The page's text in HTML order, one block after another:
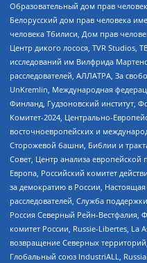
Образовательный дом прав
Белорусский дом прав человека
человека Тбилиси, Дом прав
Центр дикого лосося, TVR Studios,
исследований им Вилфрида
расследователей, АЛЛАТРА, За
UnKremlin, Международная
Финланд, Гудзоновский институт,
Комитет-2024, Центрально-
восточноевропейских и
Сторожевой башни, Библии и
Совет, Центр анализа европейской
Европа, Российский комитет
за демократию в России,
расследователей, Служба
Россия Северный Рейн-
комитет России, Russie-Libertes, La
возвращение Северных
Глобальный союз IndustriALL,